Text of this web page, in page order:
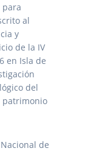
para
al
y
de la IV
en Isla de
del
patrimonio
de